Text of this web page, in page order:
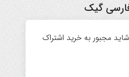
گیک
کاربران پرمصرف Siri AI شاید مجبور به خرید اشتراک